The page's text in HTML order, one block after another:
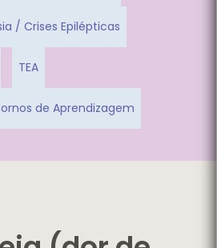
/ Crises Epilépticas
TEA
de Aprendizagem